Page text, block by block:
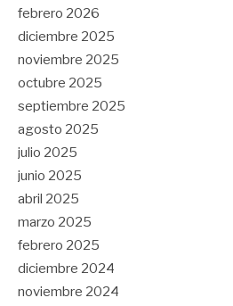
febrero 2026
diciembre 2025
noviembre 2025
octubre 2025
septiembre 2025
agosto 2025
julio 2025
junio 2025
abril 2025
marzo 2025
febrero 2025
diciembre 2024
noviembre 2024